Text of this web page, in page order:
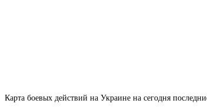
Карта боевых действий на Украине на сегодня